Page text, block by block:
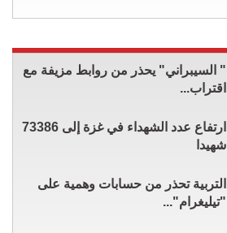
" السيبراني" يحذر من روابط مزيفة مع
اقتراب...
ارتفاع عدد الشهداء في غزة إلى 73386
شهيدا
التربية تحذر من حسابات وهمية على
"تيليغرام"...